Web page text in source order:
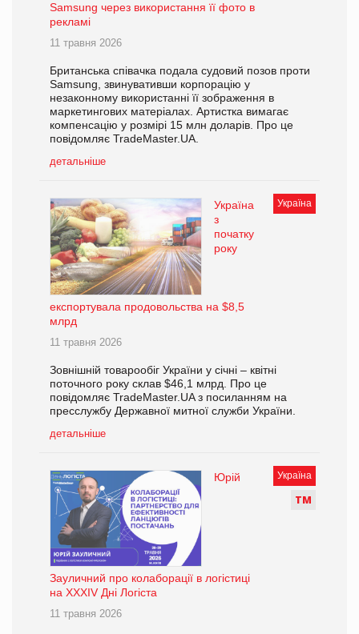
Samsung через використання її фото в
рекламі
11 травня 2026
Британська співачка подала судовий позов проти
Samsung, звинувативши корпорацію у
незаконному використанні її зображення в
маркетингових матеріалах. Артистка вимагає
компенсацію у розмірі 15 млн доларів. Про це
повідомляє TradeMaster.UA.
детальніше
Україна
Україна
з
початку
року
експортувала продовольства на $8,5
млрд
11 травня 2026
Зовнішній товарообіг України у січні – квітні
поточного року склав $46,1 млрд. Про це
повідомляє TradeMaster.UA з посиланням на
пресслужбу Державної митної служби України.
детальніше
Україна
ТМ
Юрій
Зауличний про колаборації в логістиці
на XXXІV Дні Логіста
11 травня 2026